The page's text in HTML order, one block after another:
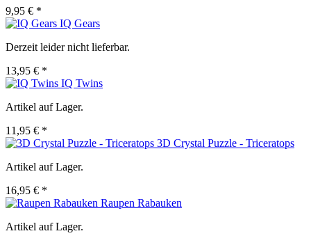
9,95 € *
IQ Gears
Derzeit leider nicht lieferbar.
13,95 € *
IQ Twins
Artikel auf Lager.
11,95 € *
3D Crystal Puzzle - Triceratops
Artikel auf Lager.
16,95 € *
Raupen Rabauken
Artikel auf Lager.